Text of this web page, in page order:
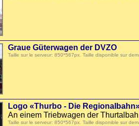
Graue Güterwagen der DVZO
Taille sur le serveur: 850*567px. Taille disponible sur
Logo «Thurbo - Die
An einem Triebwagen der
Taille sur le serveur: 850*567px. Taille disponible sur